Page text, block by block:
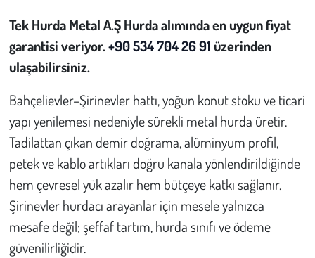
Tek Hurda Metal A.Ş Hurda alımında en uygun fiyat
garantisi veriyor.+90 534 704 26 91 üzerinden
ulaşabilirsiniz.
Bahçelievler–Şirinevler hattı, yoğun konut stoku ve ticari
yapı yenilemesi nedeniyle sürekli metal hurda üretir.
Tadilattan çıkan demir doğrama, alüminyum profil,
petek ve kablo artıkları doğru kanala yönlendirildiğinde
hem çevresel yük azalır hem bütçeye katkı sağlanır.
Şirinevler hurdacı arayanlar için mesele yalnızca
mesafe değil; şeffaf tartım, hurda sınıfı ve ödeme
güvenilirliğidir.
Kültür Sanat
Bilim - Teknoloji
İnsan Hakları
Hayvan Hakları
Çevre
Galeri
Günün İçinden